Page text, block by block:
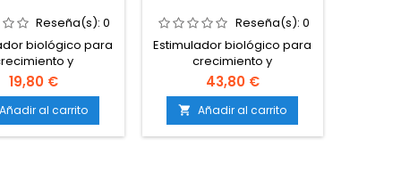
Reseña(s):0
biológico para
y
por
vegetales,
aminoácidos y
la
general y acelera
19,80 €
Añadir al carrito
Reseña(s): 0
Estimulador biológico para
crecimiento y
floración.Compuesto por
extractos vegetales,
vitaminas, aminoácidos y
enzimas.Incrementa la
vitalidad general y acelera
43,80 €
 Añadir al carrito